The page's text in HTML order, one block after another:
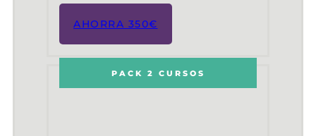
AHORRA 350€
PACK 2 CURSOS